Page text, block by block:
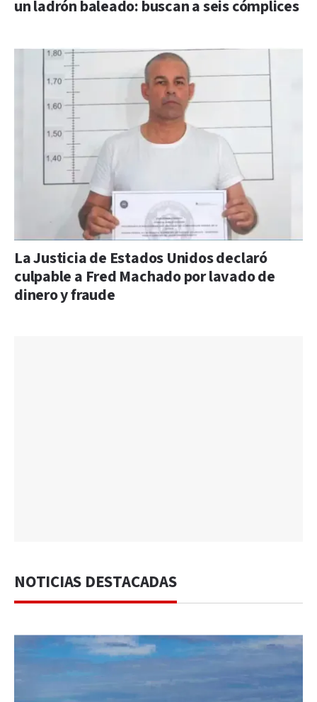
un ladrón baleado: buscan a seis cómplices
La Justicia de Estados Unidos declaró
culpable a Fred Machado por lavado de
dinero y fraude
NOTICIAS DESTACADAS